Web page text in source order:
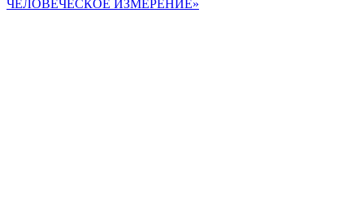
ЧЕЛОВЕЧЕСКОЕ ИЗМЕРЕНИЕ»